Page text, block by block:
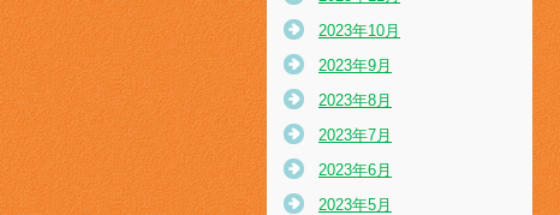
2023年10月
2023年9月
2023年8月
2023年7月
2023年6月
2023年5月